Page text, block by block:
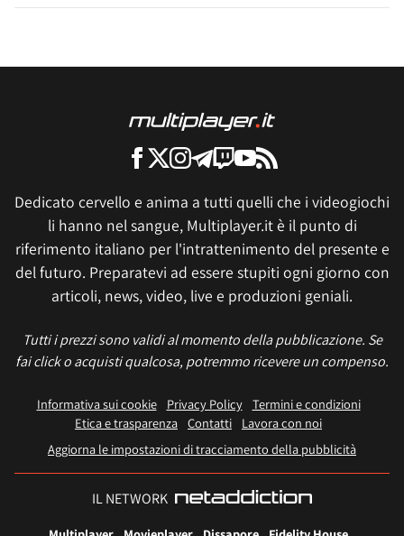
Dedicato cervello e anima a tutti quelli che i videogiochi
li hanno nel sangue, Multiplayer.it è il punto di
riferimento italiano per l'intrattenimento del presente e
del futuro. Preparatevi ad essere stupiti ogni giorno con
articoli, news, video, live e produzioni geniali.
Tutti i prezzi sono validi al momento della pubblicazione. Se
fai click o acquisti qualcosa, potremmo ricevere un compenso.
Informativa sui cookie Privacy Policy
Termini e condizioni
Etica e trasparenza Contatti
Lavora con noi
Aggiorna le impostazioni di tracciamento della pubblicità
IL NETWORK